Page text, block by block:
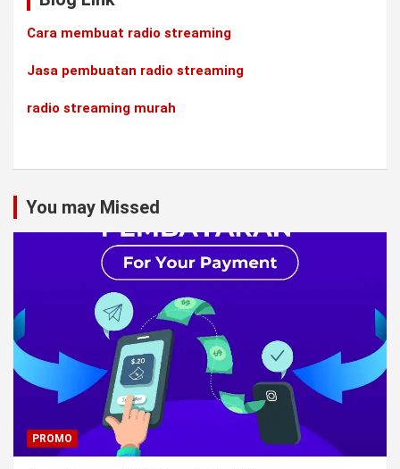
Cara membuat radio streaming
Jasa pembuatan radio streaming
radio streaming murah
You may Missed
PROMO